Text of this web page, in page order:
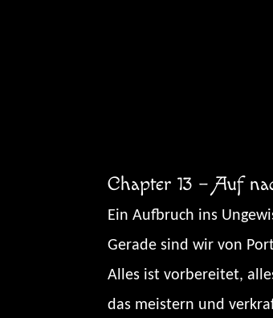
Chapter 13 – Auf
Ein Aufbruch ins
Gerade sind wir von
Alles ist vorbereitet,
das meistern und